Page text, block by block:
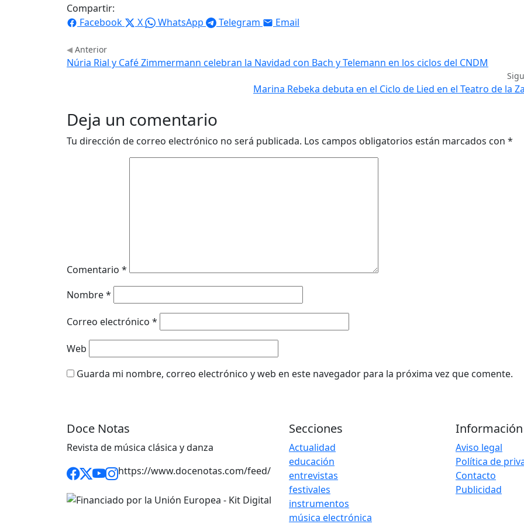
Compartir:
Facebook
X WhatsApp Telegram Email
Anterior
Núria Rial y Café Zimmermann celebran la Navidad con Bach y Telemann en los ciclos del CNDM
Marina Rebeka debuta en el Ciclo de Lied en el Teatro de la
Deja un comentario
Tu dirección de correo electrónico no será publicada. Los campos obligatorios están marcados con *
Comentario *
Nombre*
Correo electrónico *
Web
Guarda mi nombre, correo electrónico y web en este navegador para la próxima vez que comente.
Doce Notas
Revista de música clásica y danza
https://www.docenotas.com/feed/
Secciones
Actualidad
educación
entrevistas
festivales
instrumentos
música electrónica
Información
Aviso legal
Política de
Contacto
Publicidad